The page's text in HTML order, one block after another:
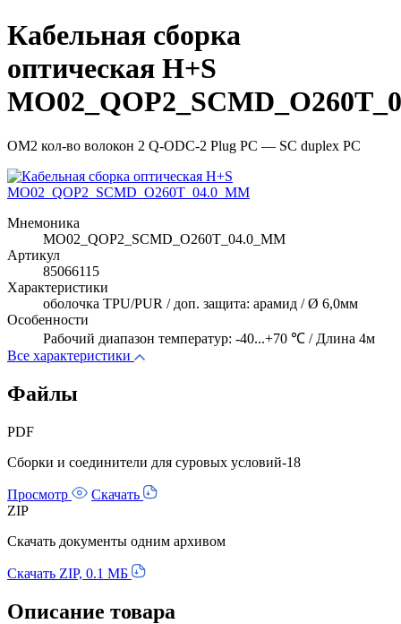
Кабельная сборка
оптическая H+S
OM2 кол-во волокон 2 Q-ODC-2 Plug PC — SC duplex PC
Мнемоника
MO02_QOP2_SCMD_O260T_04.0_MM
Артикул
85066115
Характеристики
оболочка TPU/PUR / доп. защита: арамид / Ø 6,0мм
Особенности
Рабочий диапазон температур: -40...+70 ℃ / Длина 4м
Все характеристики
Файлы
PDF
Сборки и соединители для суровых условий-18
Просмотр
Скачать
ZIP
Скачать документы одним архивом
Скачать ZIP, 0.1 МБ
Описание товара